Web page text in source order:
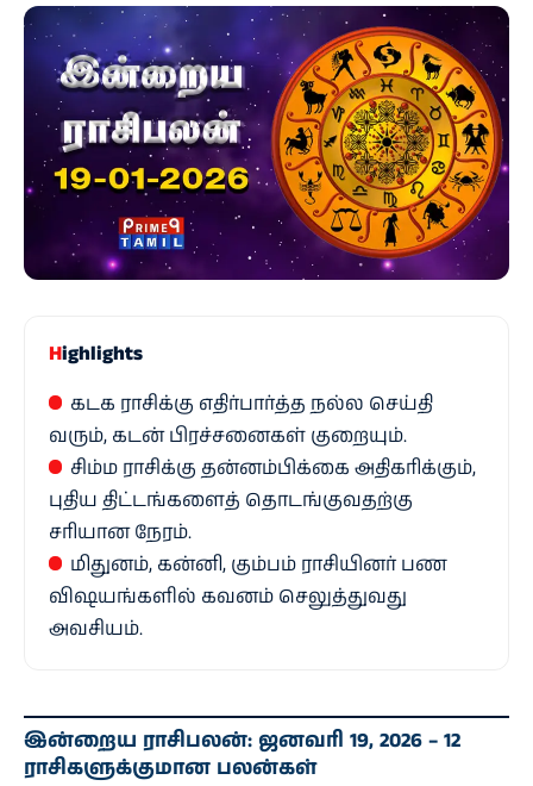
Highlights
கடக ராசிக்கு எதிர்பார்த்த நல்ல செய்தி
வரும், கடன் பிரச்சனைகள் குறையும்.
சிம்ம ராசிக்கு தன்னம்பிக்கை அதிகரிக்கும்,
புதிய திட்டங்களைத் தொடங்குவதற்கு
சரியான நேரம்.
மிதுனம், கன்னி, கும்பம் ராசியினர் பண
விஷயங்களில் கவனம் செலுத்துவது
அவசியம்.
இன்றைய ராசிபலன்: ஜனவரி 19, 2026 – 12
ராசிகளுக்குமான பலன்கள்